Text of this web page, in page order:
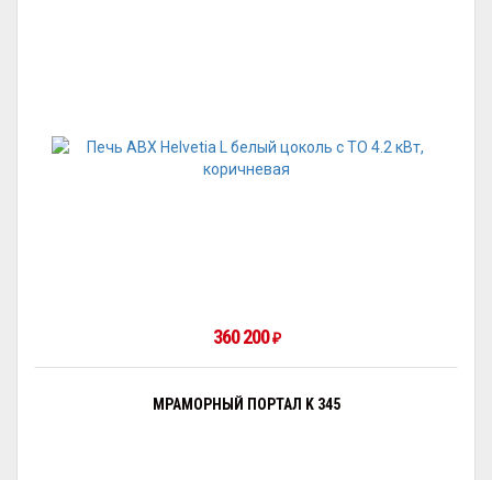
360 200₽
МРАМОРНЫЙ ПОРТАЛ K 345